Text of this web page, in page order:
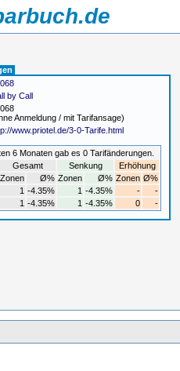
by Call
Anmeldung / mit Tarifansage)
www.priotel.de/3-0-Tarife.html
6 Monaten gab es 0 Tarifänderungen.
Gesamt Senkung
Erhöhung
Zonen
Ø% Zonen Ø% Zonen Ø%
1 -4.35% 1 -4.35% -
-
1 -4.35% 1 -4.35% 0 -